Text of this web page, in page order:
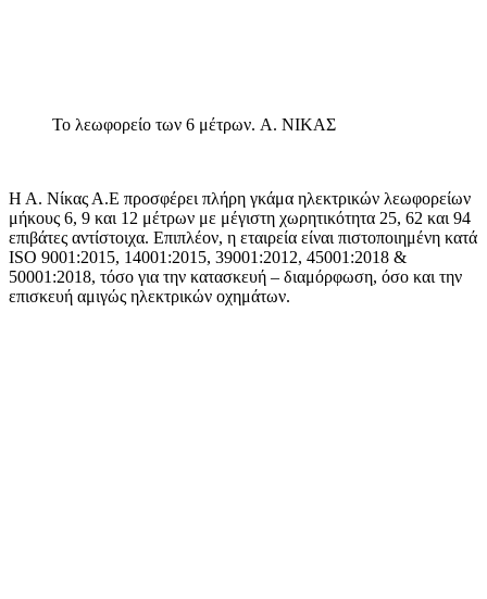
Το λεωφορείο των 6 μέτρων. A. NIKAΣ
Η Α. Νίκας Α.Ε προσφέρει πλήρη γκάμα ηλεκτρικών λεωφορείων
μήκους 6, 9 και 12 μέτρων με μέγιστη χωρητικότητα 25, 62 και 94
επιβάτες αντίστοιχα. Επιπλέον, η εταιρεία είναι πιστοποιημένη κατά
ISO 9001:2015, 14001:2015, 39001:2012, 45001:2018 &
50001:2018, τόσο για την κατασκευή – διαμόρφωση, όσο και την
επισκευή αμιγώς ηλεκτρικών οχημάτων.